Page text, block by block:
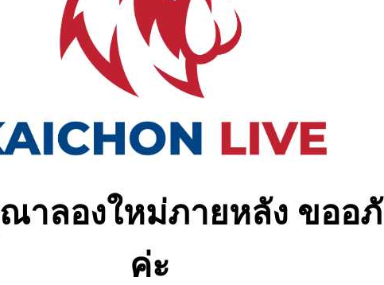
าลองใหม่ภายหลัง ขออ
ค่ะ